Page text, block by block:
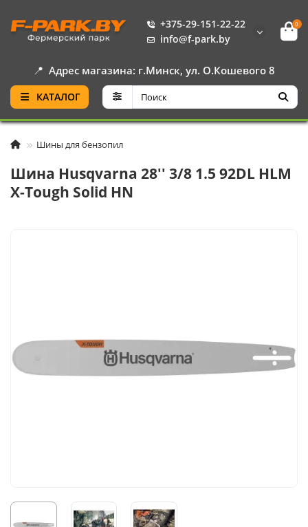
+375-29-151-22-22
info@f-park.by
0
📍 Адрес магазина: г.Минск, ул. О.Кошевого 8
КАТАЛОГ
Шины для бензопил
Шина Husqvarna 28'' 3/8 1.5 92DL HLM
X-Tough Solid HN